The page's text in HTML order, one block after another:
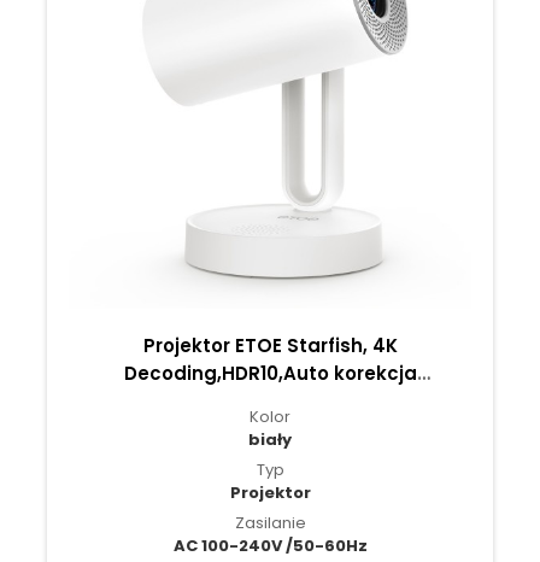
Projektor ETOE Starfish, 4K
Decoding,HDR10,Auto korekcja
Niepolarnego, ośw.RG
Kolor
biały
Typ
Projektor
Zasilanie
AC 100-240V /50-60Hz